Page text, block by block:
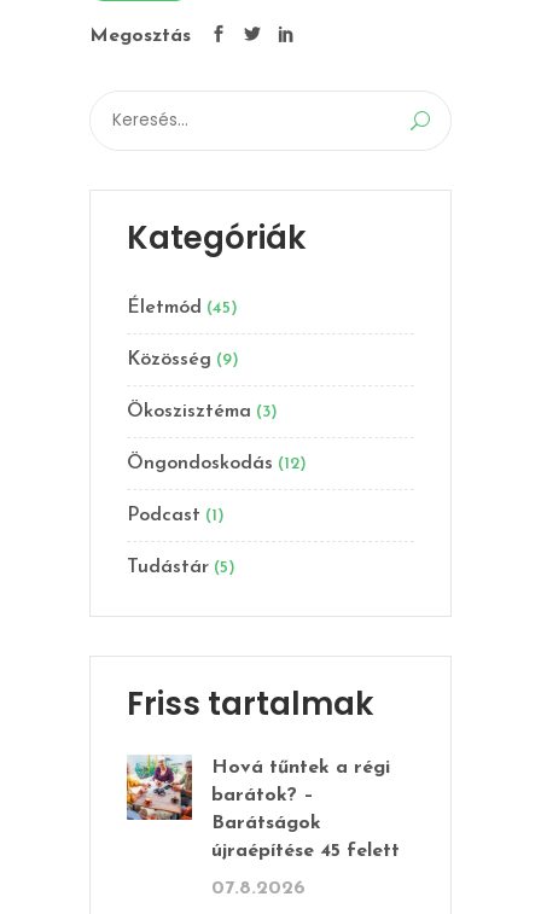
Megosztás
Search
for:
Kategóriák
Életmód (45)
Közösség (9)
Ökoszisztéma (3)
Öngondoskodás (12)
Podcast (1)
Tudástár (5)
Friss tartalmak
Hová tűntek a régi
barátok? –
Barátságok
újraépítése 45 felett
07.8.2026